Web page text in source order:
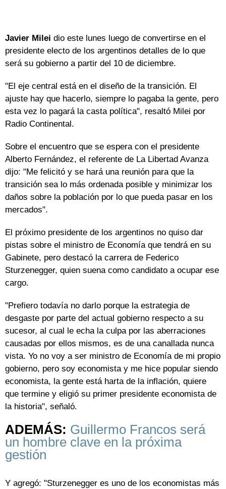
Javier Milei dio este lunes luego de convertirse en el
presidente electo de los argentinos detalles de lo que
será su gobierno a partir del 10 de diciembre.
"El eje central está en el diseño de la transición. El
ajuste hay que hacerlo, siempre lo pagaba la gente, pero
esta vez lo pagará la casta política", resaltó Milei por
Radio Continental.
Sobre el encuentro que se espera con el presidente
Alberto Fernández, el referente de La Libertad Avanza
dijo: "Me felicitó y se hará una reunión para que la
transición sea lo más ordenada posible y minimizar los
daños sobre la población por lo que pueda pasar en los
mercados".
El próximo presidente de los argentinos no quiso dar
pistas sobre el ministro de Economía que tendrá en su
Gabinete, pero destacó la carrera de Federico
Sturzenegger, quien suena como candidato a ocupar ese
cargo.
"Prefiero todavía no darlo porque la estrategia de
desgaste por parte del actual gobierno respecto a su
sucesor, al cual le echa la culpa por las aberraciones
causadas por ellos mismos, es de una canallada nunca
vista. Yo no voy a ser ministro de Economía de mi propio
gobierno, pero soy economista y me hice popular siendo
economista, la gente está harta de la inflación, quiere
que termine y eligió su primer presidente economista de
la historia", señaló.
ADEMÁS: Guillermo Francos será
un hombre clave en la próxima
gestión
Y agregó: "Sturzenegger es uno de los economistas más